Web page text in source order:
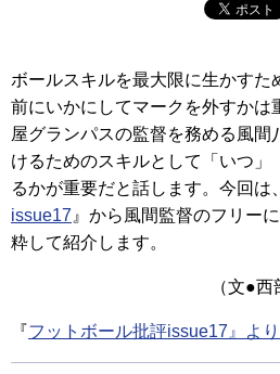
ボールスキルを最大限に生かすた
前にいかにしてマークを外すかは
屋グランパスの監督を務める風間
けるためのスキルとして「いつ」
るかが重要だと話します。今回は
issue17』から風間監督のフリー
粋して紹介します。
（文●
『フットボール批評issue17』よ